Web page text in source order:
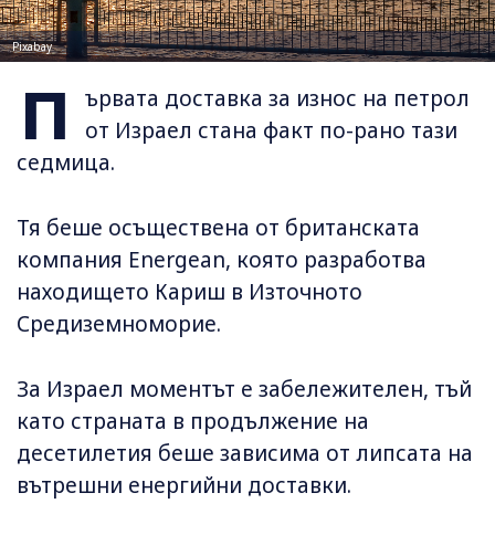
Pixabay
П
ървата доставка за износ на петрол
от Израел стана факт по-рано тази
седмица.
Тя беше осъществена от британската
компания Energean, която разработва
находището Кариш в Източното
Средиземноморие.
За Израел моментът е забележителен, тъй
като страната в продължение на
десетилетия беше зависима от липсата на
вътрешни енергийни доставки.